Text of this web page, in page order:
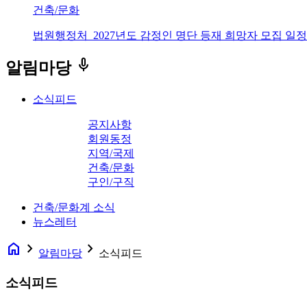
건축/문화
법원행정처_2027년도 감정인 명단 등재 희망자 모집 일
알림마당 keyboard_voice
소식피드
공지사항
회원동정
지역/국제
건축/문화
구인/구직
건축/문화계 소식
뉴스레터
home navigate_next 알림마당 navigate_next 소식피드
소식피드